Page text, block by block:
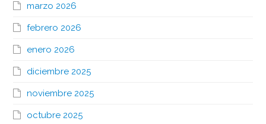
marzo 2026
febrero 2026
enero 2026
diciembre 2025
noviembre 2025
octubre 2025